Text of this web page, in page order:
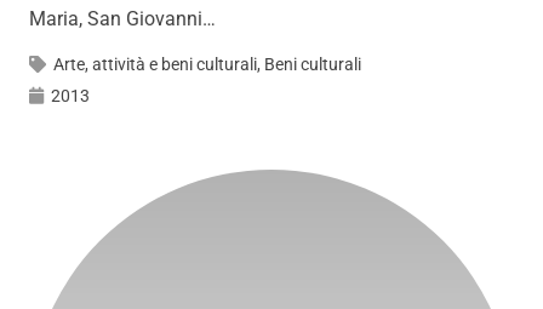
Maria, San Giovanni…
Arte, attività e beni culturali, Beni culturali
2013